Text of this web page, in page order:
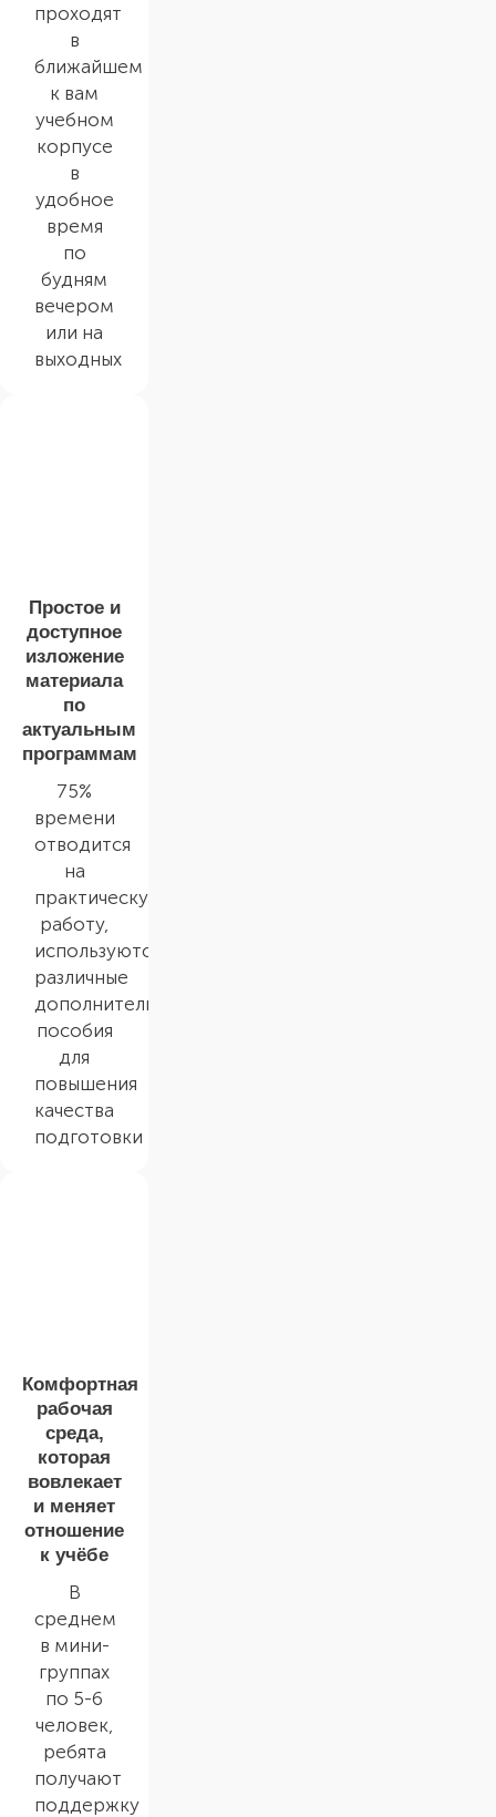
проходят
в
ближайшем
к вам
учебном
корпусе
в
удобное
время
по
будням
вечером
или на
выходных
Простое и
доступное
изложение
материала
по
актуальным
программам
75%
времени
отводится
на
практическую
работу,
используются
различные
дополнительные
пособия
для
повышения
качества
подготовки
Комфортная
рабочая
среда,
которая
вовлекает
и меняет
отношение
к учёбе
В
среднем
в мини-
группах
по 5-6
человек,
ребята
получают
поддержку